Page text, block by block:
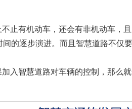
止有机动车，还会有非机动车，
的逐步演进。而且智慧道路不仅
入智慧道路对车辆的控制，那么